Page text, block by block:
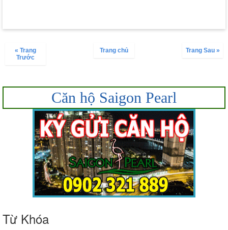
« Trang
Trước
Trang Sau »
Trang chủ
Căn hộ Saigon Pearl
Từ Khóa